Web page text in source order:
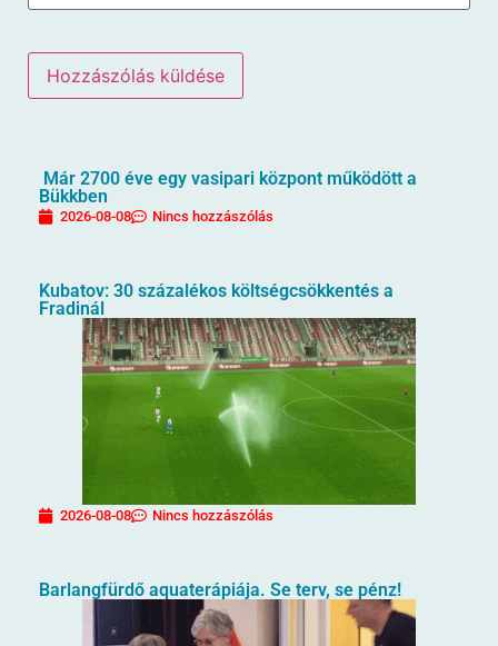
Már 2700 éve egy vasipari központ működött a
Bükkben
2026-08-08 Nincs hozzászólás
Kubatov: 30 százalékos költségcsökkentés a
Fradinál
2026-08-08 Nincs hozzászólás
Barlangfürdő aquaterápiája. Se terv, se pénz!